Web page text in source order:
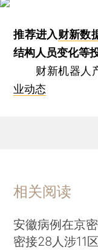
推荐进入财新数
结构人员变化等
财新机器人产
业动态
相关阅读
安徽病例在京
密接28人涉11区